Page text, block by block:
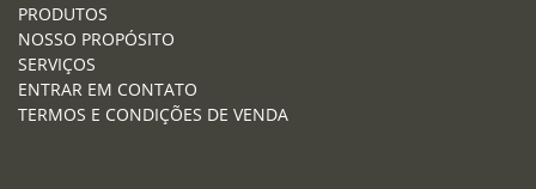
PRODUTOS
NOSSO PROPÓSITO
SERVIÇOS
ENTRAR EM CONTATO
TERMOS E CONDIÇÕES DE VENDA